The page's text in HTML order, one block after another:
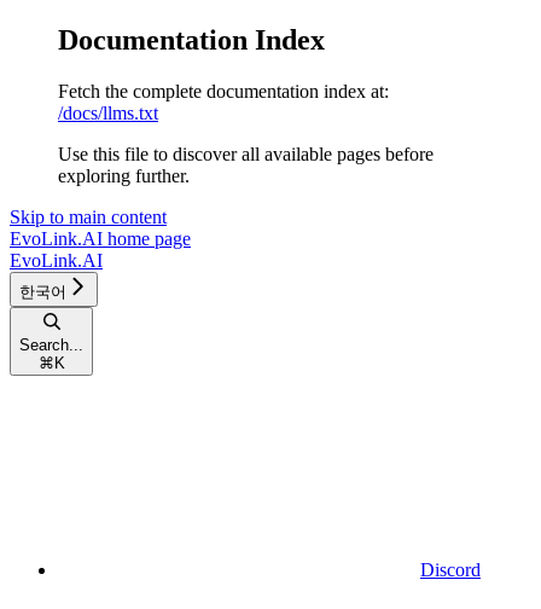
Documentation Index
Fetch the complete documentation index at:
/docs/llms.txt
Use this file to discover all available pages before
exploring further.
Skip to main content
EvoLink.AI home page
EvoLink.AI
한국어
Search...
⌘ K
Discord